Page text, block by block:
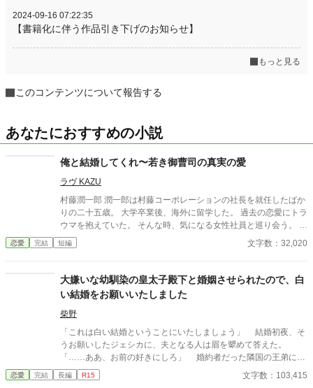
2024-09-16 07:22:35
【書籍化に伴う作品引き下げのお知らせ】
もっと見る
このコンテンツについて報告する
あなたにおすすめの小説
俺と結婚してくれ〜若き御曹司の真実の愛
ラヴ KAZU
村藤潤一郎 潤一郎は村藤コーポレーションの社長を就任したばか
りの二十五歳。 大学卒業後、海外に留学した。 過去の恋愛にトラ
ウマを抱えていた。 そんな時、気になる女性社員と巡り会う。 八
神あやか 村藤コーポレーション社員の四十歳。 過去の恋愛にトラ
ウマを抱えて、男性の言葉を信じられない。 恋人に騙されて借金
て潤一郎のマンションでお世話になる羽目に...... 八神あやかは元
恋人に騙されて借金を払う生活を送っていた。そんな矢先あやか
の勤める村藤コーポレーション社長村藤潤一郎と巡り会う。ある
日あやかはバッグを取られ、怪我をする。あやかを放っておけな
い潤一郎は自分のマンションへ誘った。あやかは優しい潤一郎に
惹かれて行くが、会社が倒産の危機にあり、合併先のお嬢さんと
婚約すると知る。潤一郎はあやかへの愛を貫こうとするが、あや
かは潤一郎の前から姿を消すのであった。
恋愛 完結 短編 文字数：32,020
大嫌いな幼馴染の皇太子殿下と婚姻させられたので、白
い結婚をお願いいたしました
柴野
「これは白い結婚ということにいたしましょう」 結婚初夜、そ
うお願いしたジェシカに、夫となる人は眉を顰めて答えた。
「……ああ、お前の好きにしろ」 婚約者だった隣国の王弟に別
れを切り出され嫁ぎ先を失った公爵令嬢ジェシカ・スタンナード
は、幼馴染でありながら、たいへん仲の悪かった皇太子ヒューパ
恋愛 完結 長編 R15 文字数：103,415